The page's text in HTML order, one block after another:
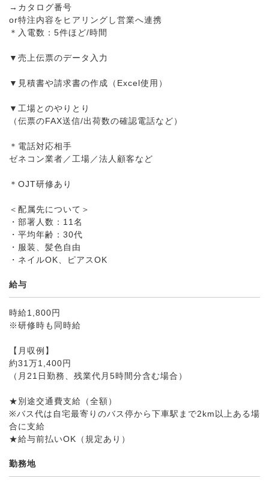
→カタログ番号
or特注内容をヒアリングし営業へ連携
＊入電数：5件ほど/時間
▼売上伝票のデータ入力
▼見積書や請求書の作成（Excel使用）
▼工場とのやりとり
（伝票のFAX送信/出荷数の確認電話など）
＊電話対応相手
ゼネコン業者／工場／法人顧客など
＊OJT研修あり
＜配属先について＞
・部署人数：11名
・平均年齢：30代
・服装、髪色自由
・ネイルOK、ピアスOK
給与
時給1,800円
※研修時も同時給
【月収例】
約31万1,400円
（月21日勤務、残業代月5時間分含む場合）
★別途交通費支給（全額）
※バス代は自宅最寄りのバス停から下車駅まで2km以上ある場
合に支給
★給与前払いOK（規定あり）
勤務地